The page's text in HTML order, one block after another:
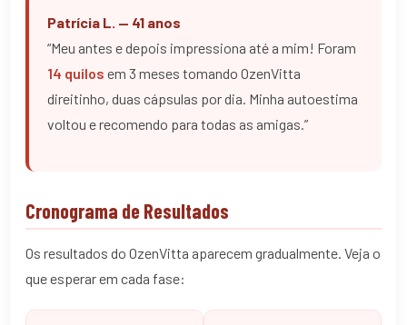
Patrícia L. — 41 anos
“Meu antes e depois impressiona até a mim! Foram
14 quilos em 3 meses tomando OzenVitta
direitinho, duas cápsulas por dia. Minha autoestima
voltou e recomendo para todas as amigas.”
Cronograma de Resultados
Os resultados do OzenVitta aparecem gradualmente. Veja o
que esperar em cada fase: